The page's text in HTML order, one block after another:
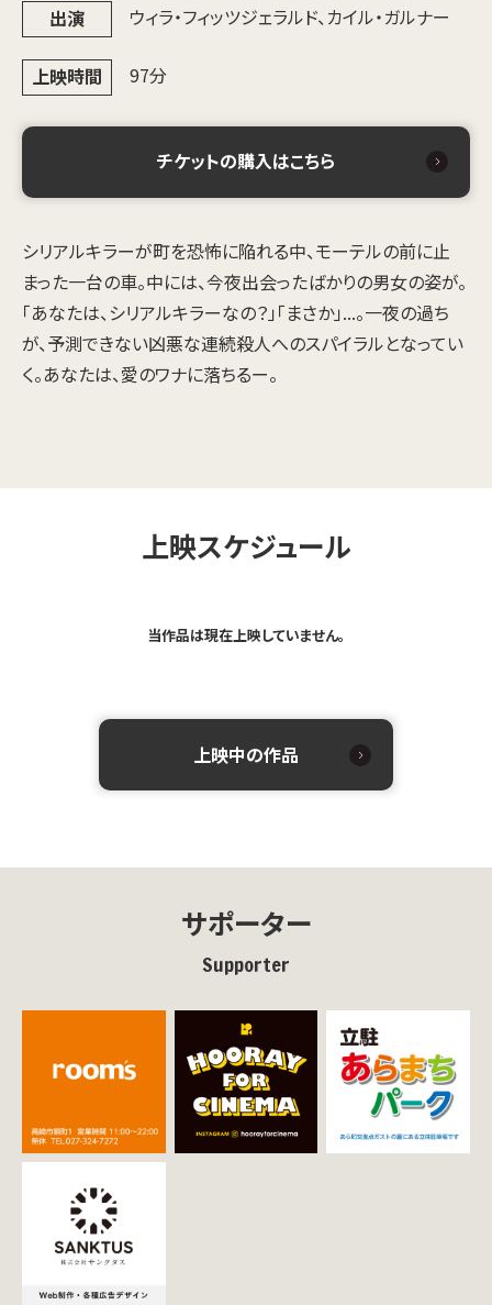
出演 ウィラ・フィッツジェラルド、カイル・ガルナー
上映時間 97分
チケットの購入はこちら
シリアルキラーが町を恐怖に陥れる中、モーテルの前に止
まった一台の車。中には、今夜出会ったばかりの男女の姿が。
「あなたは、シリアルキラーなの？」「まさか」...。一夜の過ち
が、予測できない凶悪な連続殺人へのスパイラルとなってい
く。あなたは、愛のワナに落ちるー。
上映スケジュール
当作品は現在上映していません。
上映中の作品
サポーター
Supporter